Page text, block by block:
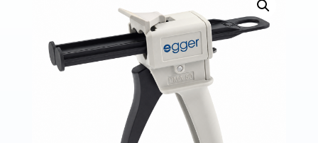
Accéder à la boutique
Matériels pour prise d'empreintes
Outillage pour embouts